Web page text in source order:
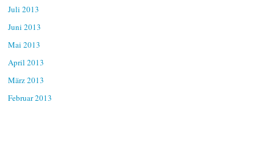
Juli 2013
Juni 2013
Mai 2013
April 2013
März 2013
Februar 2013